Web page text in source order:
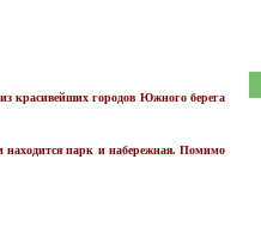
красивейших городов Южного берега
находится парк и набережная. Помимо